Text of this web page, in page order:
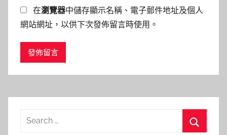
在瀏覽器中儲存顯示名稱、電子郵件地址及個人
網站網址，以供下次發佈留言時使用。
Search